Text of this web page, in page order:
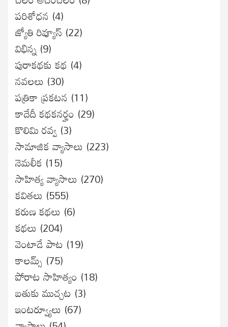
ప‌రిశోధ‌న‌ (4)
జ్యోతి రివ్యూస్ (22)
విభిన్న (9)
పురాకథకు కథ (4)
నవలలు (30)
పత్రికా ప్రకటన (11)
కాదేదీ కథకనర్హం (29)
కొలిమి రవ్వ (3)
సామాజిక వ్యాసాలు (223)
నెమలీక (15)
సాహిత్య వ్యాసాలు (270)
కవితలు (555)
కరుణ కథలు (6)
కథలు (204)
వెంటాడే పాట (19)
కాలమ్స్ (75)
పోరాట సాహిత్యం (18)
బతుకు ముచ్చట (3)
ఇంటర్వ్యూలు (67)